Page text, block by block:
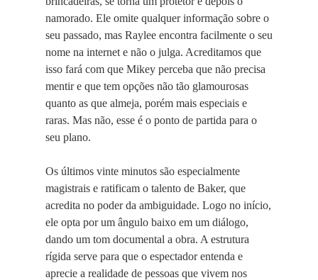
namorado. Ele omite qualquer informação sobre o
seu passado, mas Raylee encontra facilmente o seu
nome na internet e não o julga. Acreditamos que
isso fará com que Mikey perceba que não precisa
mentir e que tem opções não tão glamourosas
quanto as que almeja, porém mais especiais e
raras. Mas não, esse é o ponto de partida para o
seu plano.
Os últimos vinte minutos são especialmente
magistrais e ratificam o talento de Baker, que
acredita no poder da ambiguidade. Logo no início,
ele opta por um ângulo baixo em um diálogo,
dando um tom documental a obra. A estrutura
rígida serve para que o espectador entenda e
aprecie a realidade de pessoas que vivem nos